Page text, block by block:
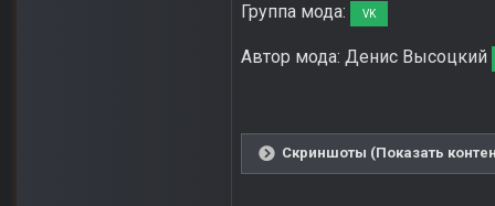
Группа мода: VK
Автор мода: Денис Высоцкий
Скриншоты (Показать